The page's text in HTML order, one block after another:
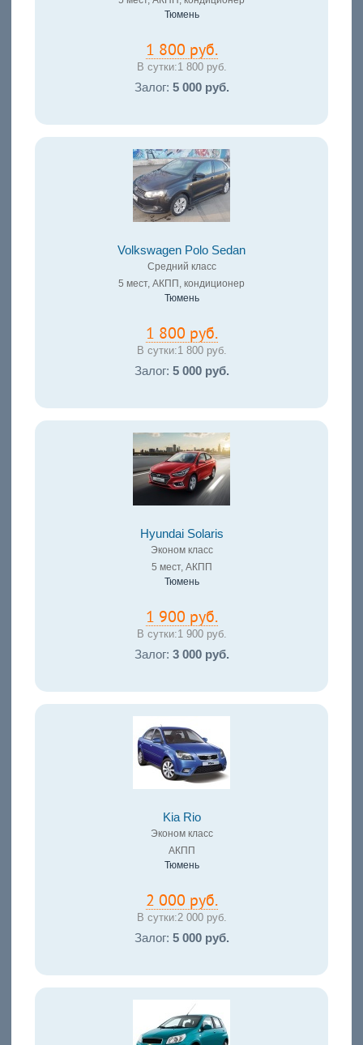
Тюмень
1 800 руб.
В сутки:1 800 руб.
Залог: 5 000 руб.
Volkswagen Polo Sedan
Средний класс
5 мест, АКПП, кондиционер
Тюмень
1 800 руб.
В сутки:1 800 руб.
Залог: 5 000 руб.
Hyundai Solaris
Эконом класс
5 мест, АКПП
Тюмень
1 900 руб.
В сутки:1 900 руб.
Залог: 3 000 руб.
Kia Rio
Эконом класс
АКПП
Тюмень
2 000 руб.
В сутки:2 000 руб.
Залог: 5 000 руб.